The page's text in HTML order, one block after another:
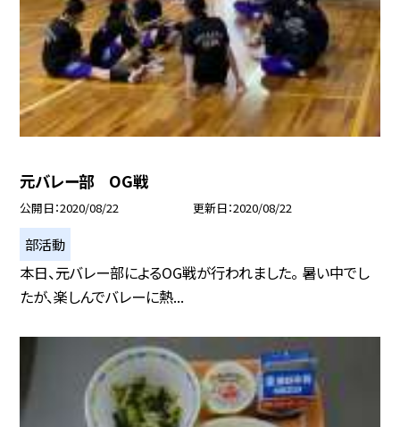
元バレー部 OG戦
公開日 2020/08/22 更新日 2020/08/22
部活動
本日、元バレー部によるOG戦が行われました。 暑い中でし
たが、楽しんでバレーに熱...